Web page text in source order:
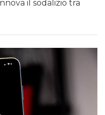
il sodalizio tra